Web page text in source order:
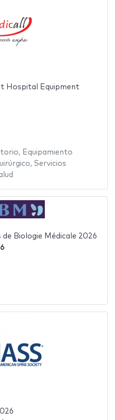
Hospital Equipment
, Equipamiento
, Servicios
Biologie Médicale 2026